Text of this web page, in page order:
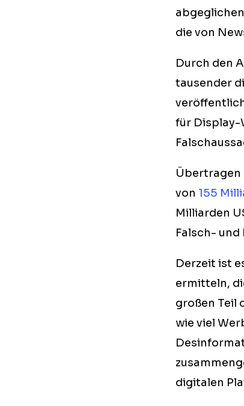
die von
Durch den
tausender
für Display-
Übertragen
von 155
Milliarden
Falsch-
Derzeit ist
ermitteln,
großen Teil
wie viel
digitalen